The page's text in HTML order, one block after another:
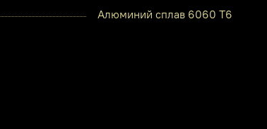
Алюминий сплав 6060 Т6